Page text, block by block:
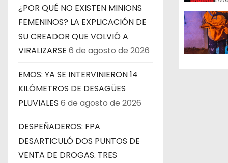
¿POR QUÉ NO EXISTEN MINIONS
FEMENINOS? LA EXPLICACIÓN DE
SU CREADOR QUE VOLVIÓ A
VIRALIZARSE 6 de agosto de 2026
EMOS: YA SE INTERVINIERON 14
KILÓMETROS DE DESAGÜES
PLUVIALES 6 de agosto de 2026
DESPEÑADEROS: FPA
DESARTICULÓ DOS PUNTOS DE
VENTA DE DROGAS. TRES
d
e
e